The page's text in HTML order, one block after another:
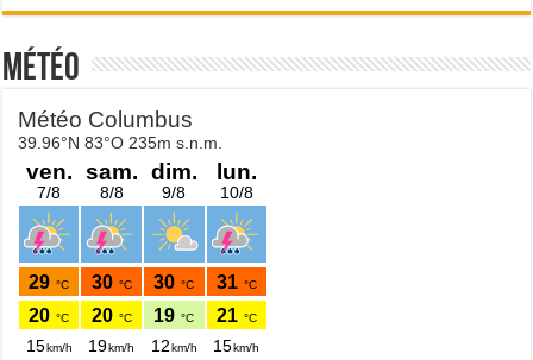
Météo